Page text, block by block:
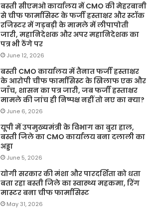
बस्ती सीएमओ कार्यालय में CMO की मेहरबानी
से चीफ फार्मासिस्ट के फर्जी हस्ताक्षर और स्टॉक
रजिस्टर में गड़बड़ी के मामले में लीपापोती
जारी, महानिदेशक और अपर महानिदेशक का
पत्र भी ठेंगे पर
June 12, 2026
बस्ती CMO कार्यालय में तैनात फर्जी हस्ताक्षर
के आरोपी चीफ फार्मासिस्ट के खिलाफ एक और
जाँच, शासन का पत्र जारी, जब फर्जी हस्ताक्षर
मामले की जांच ही निष्पक्ष नहीं तो नए का क्या?
June 6, 2026
यूपी में उपमुख्यमंत्री के विभाग का बुरा हाल,
बस्ती जिले का CMO कार्यालय बना दलाली का
अड्डा
June 5, 2026
योगी सरकार की मंशा और पारदर्शिता को धता
बता रहा बस्ती जिले का स्वास्थ्य महकमा, रिंग
मास्टर बना चीफ फार्मासिस्ट
May 31, 2026